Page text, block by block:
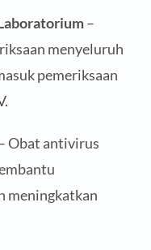
–
menyeluruh
pemeriksaan
Obat antivirus
meningkatkan